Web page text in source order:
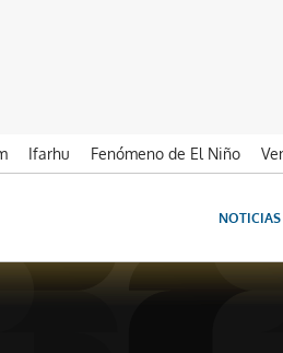
Ifarhu Fenómeno de El Niño
NOTICIAS